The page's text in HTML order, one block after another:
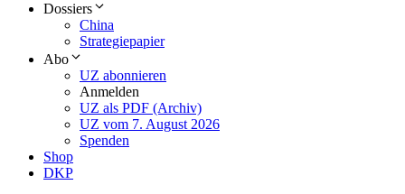
Dossiers
China
Strategiepapier
Abo
UZ abonnieren
Anmelden
UZ als PDF (Archiv)
UZ vom 7. August 2026
Spenden
Shop
DKP